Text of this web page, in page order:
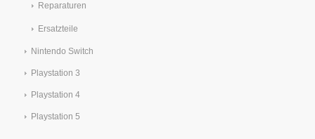
Reparaturen
Ersatzteile
Nintendo Switch
Playstation 3
Playstation 4
Playstation 5